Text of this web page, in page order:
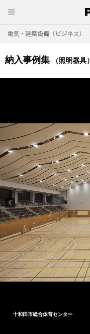
電気・建築設備（ビジネス）
納入事例集 （照明器具）
十和田市総合体育センター